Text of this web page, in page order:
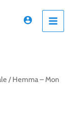
/ Hemma – Mon